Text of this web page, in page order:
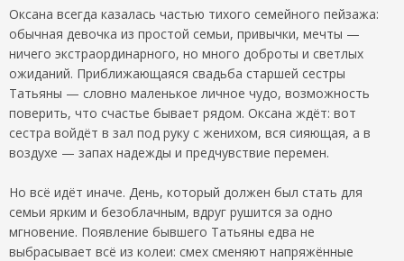
Оксана всегда казалась частью тихого семейного пейзажа:
обычная девочка из простой семьи, привычки, мечты —
ничего экстраординарного, но много доброты и светлых
ожиданий. Приближающаяся свадьба старшей сестры
Татьяны — словно маленькое личное чудо, возможность
поверить, что счастье бывает рядом. Оксана ждёт: вот
сестра войдёт в зал под руку с женихом, вся сияющая, а в
воздухе — запах надежды и предчувствие перемен.
Но всё идёт иначе. День, который должен был стать для
семьи ярким и безоблачным, вдруг рушится за одно
мгновение. Появление бывшего Татьяны едва не
выбрасывает всё из колеи: смех сменяют напряжённые